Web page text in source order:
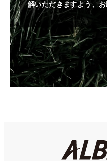
解いただきますよう、